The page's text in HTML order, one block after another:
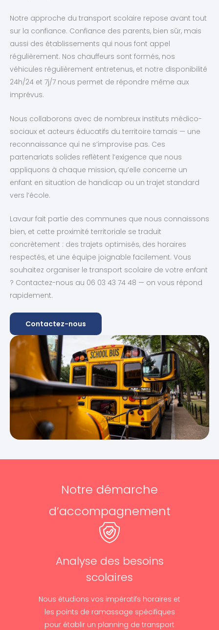
Notre approche du transport scolaire repose avant tout
sur la confiance. Confiance des parents, bien sûr, mais
aussi des établissements qui nous font appel
régulièrement. Nos chauffeurs sont formés, nos
véhicules régulièrement entretenus, et notre disponibilité
24h/24 et 7j/7 nous permet de répondre même aux
imprévus.
Nous collaborons avec de nombreux instituts médico-
sociaux et acteurs éducatifs du territoire tarnais — une
reconnaissance qui ne s’improvise pas. Ces
partenariats solides reflètent l’exigence que nous
appliquons à chaque mission, qu’elle concerne un
enfant en situation de handicap ou un trajet standard
vers l’école.
Lavaur fait partie des communes que nous connaissons
bien, et cette proximité territoriale se traduit
concrètement : des trajets optimisés, des horaires
respectés, et une équipe joignable facilement. Vous
souhaitez organiser le transport scolaire de votre enfant
? Contactez-nous au 06 03 43 74 48 — on vous répond
rapidement.
Contactez-nous
Notre démarche
d’accompagnement
Analyse des besoins
scolaires
Nous étudions vos impératifs horaires et
les points de ramassage spécifiques
pour établir un planning de transport